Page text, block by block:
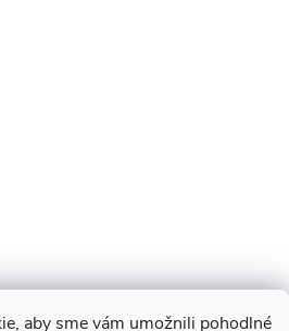
aby sme vám umožnili pohodlné